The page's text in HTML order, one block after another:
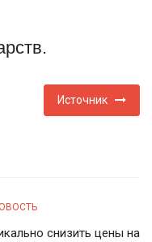
Источник
снизить цены на